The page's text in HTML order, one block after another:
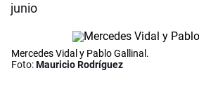
junio
Mercedes Vidal y Pablo Gallinal.
Foto:Mauricio Rodríguez